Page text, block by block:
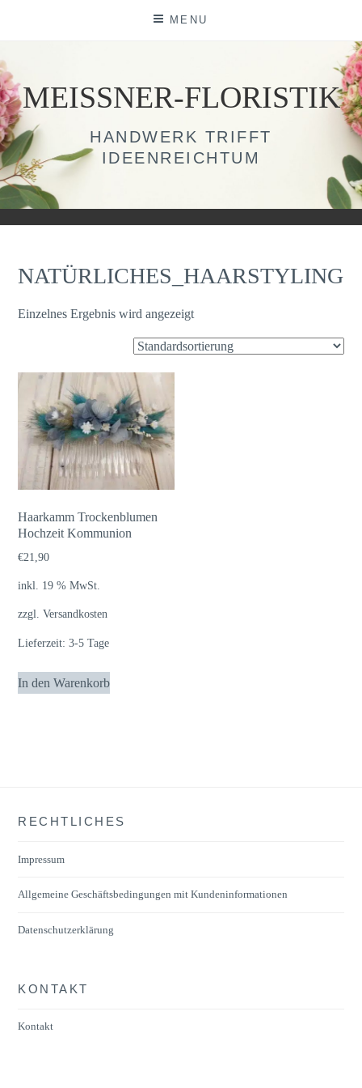
MENU
MEISSNER-FLORISTIK
HANDWERK TRIFFT
IDEENREICHTUM
NATÜRLICHES_HAARSTYLING
Einzelnes Ergebnis wird angezeigt
Haarkamm Trockenblumen
Hochzeit Kommunion
€21,90
inkl. 19 % MwSt.
zzgl.Versandkosten
Lieferzeit:3-5 Tage
In den Warenkorb
RECHTLICHES
Impressum
Allgemeine Geschäftsbedingungen mit Kundeninformationen
Datenschutzerklärung
KONTAKT
Kontakt